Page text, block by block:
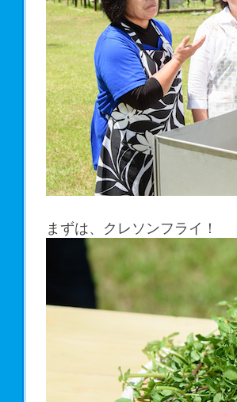
まずは、クレソンフライ！